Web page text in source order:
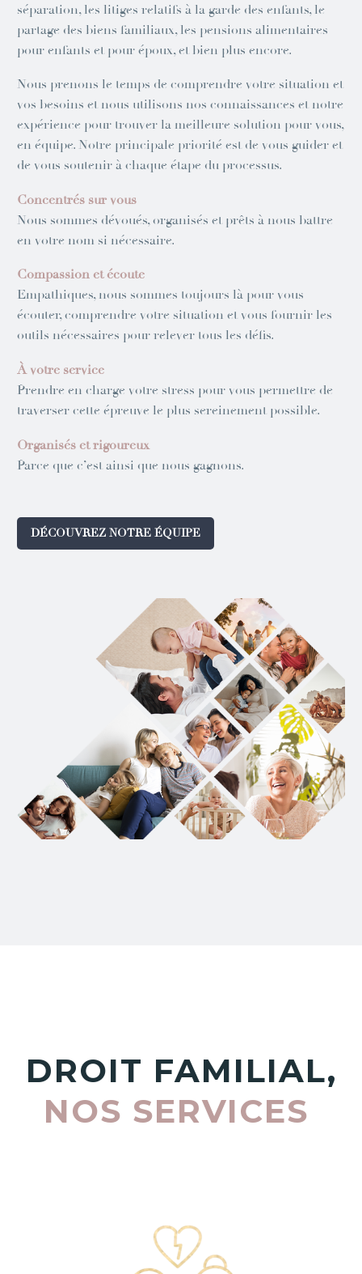
séparation, les litiges relatifs à la garde des enfants, le
partage des biens familiaux, les pensions alimentaires
pour enfants et pour époux, et bien plus encore.
Nous prenons le temps de comprendre votre situation et
vos besoins et nous utilisons nos connaissances et notre
expérience pour trouver la meilleure solution pour vous,
en équipe. Notre principale priorité est de vous guider et
de vous soutenir à chaque étape du processus.
Concentrés sur vous
Nous sommes dévoués, organisés et prêts à nous battre
en votre nom si nécessaire.
Compassion et écoute
Empathiques, nous sommes toujours là pour vous
écouter, comprendre votre situation et vous fournir les
outils nécessaires pour relever tous les défis.
À votre service
Prendre en charge votre stress pour vous permettre de
traverser cette épreuve le plus sereinement possible.
Organisés et rigoureux
Parce que c’est ainsi que nous gagnons.
DÉCOUVREZ NOTRE ÉQUIPE
DROIT FAMILIAL,
NOS SERVICES